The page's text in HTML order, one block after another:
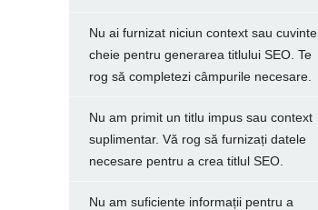
Nu ai furnizat niciun context sau cuvinte
cheie pentru generarea titlului SEO. Te
rog să completezi câmpurile necesare.
Nu am primit un titlu impus sau context
suplimentar. Vă rog să furnizați datele
necesare pentru a crea titlul SEO.
Nu am suficiente informații pentru a